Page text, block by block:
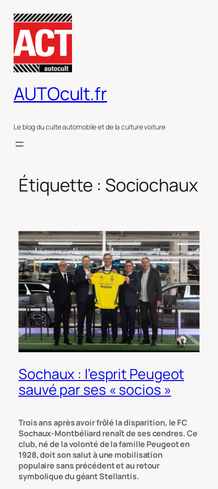
contenu
AUTOcult.fr
Le blog du culte automobile et de la culture voiture
Étiquette : Sociochaux
Sochaux : l’esprit Peugeot
sauvé par ses « socios »
Trois ans après avoir frôlé la disparition, le FC
Sochaux-Montbéliard renaît de ses cendres. Ce
club, né de la volonté de la famille Peugeot en
1928, doit son salut à une mobilisation
populaire sans précédent et au retour
symbolique du géant Stellantis.